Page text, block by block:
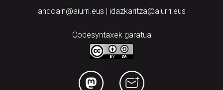
andoain@aiurri.eus | idazkaritza@aiurri.eus
Codesyntaxek garatua